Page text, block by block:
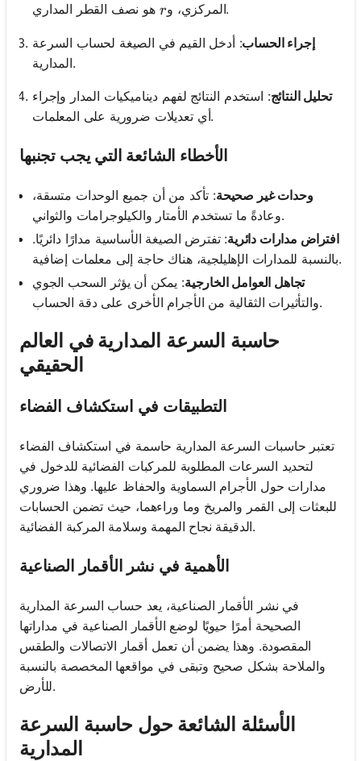
المركزي، وr
r هو نصف القطر المداري.
إجراء الحساب: أدخل القيم في الصيغة لحساب السرعة
المدارية.
تحليل النتائج: استخدم النتائج لفهم ديناميكيات المدار وإجراء
أي تعديلات ضرورية على المعلمات.
الأخطاء الشائعة التي يجب تجنبها
وحدات غير صحيحة: تأكد من أن جميع الوحدات متسقة،
وعادةً ما تستخدم الأمتار والكيلوجرامات والثواني.
افتراض مدارات دائرية: تفترض الصيغة الأساسية مدارًا دائريًا.
بالنسبة للمدارات الإهليلجية، هناك حاجة إلى معلمات إضافية.
تجاهل العوامل الخارجية: يمكن أن يؤثر السحب الجوي
والتأثيرات الثقالية من الأجرام الأخرى على دقة الحساب.
حاسبة السرعة المدارية في العالم
الحقيقي
التطبيقات في استكشاف الفضاء
تعتبر حاسبات السرعة المدارية حاسمة في استكشاف الفضاء
لتحديد السرعات المطلوبة للمركبات الفضائية للدخول في
مدارات حول الأجرام السماوية والحفاظ عليها. وهذا ضروري
للبعثات إلى القمر والمريخ وما وراءهما، حيث تضمن الحسابات
الدقيقة نجاح المهمة وسلامة المركبة الفضائية.
الأهمية في نشر الأقمار الصناعية
في نشر الأقمار الصناعية، يعد حساب السرعة المدارية
الصحيحة أمرًا حيويًا لوضع الأقمار الصناعية في مداراتها
المقصودة. وهذا يضمن أن تعمل أقمار الاتصالات والطقس
والملاحة بشكل صحيح وتبقى في مواقعها المخصصة بالنسبة
للأرض.
الأسئلة الشائعة حول حاسبة السرعة
المدارية